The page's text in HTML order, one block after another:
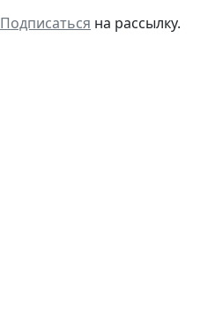
Подписаться на рассылку.